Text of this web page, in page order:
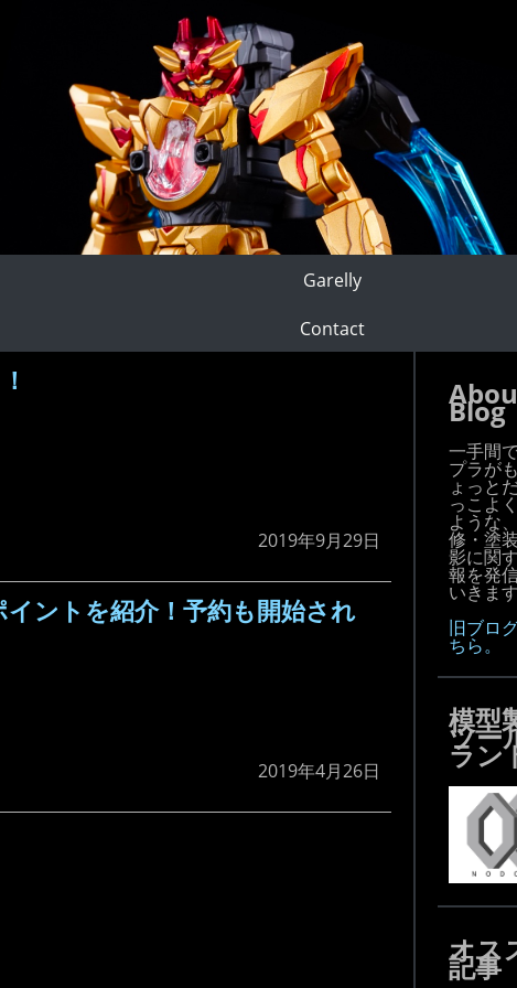
Garelly
Contact
2019年9月29日
ントを紹介！予約も開始され
2019年4月26日
Blog
一手間
プラが
ょっと
っこよ
ような
修・塗
影に関
報を発
いきま
旧ブロ
ちら。
模型
ツー
ラン
オス
記事